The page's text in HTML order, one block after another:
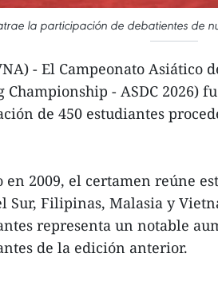
la participación de debatientes de
- El Campeonato Asiático
Championship - ASDC 2026)
de 450 estudiantes
en 2009, el certamen reúne
Sur, Filipinas, Malasia y
representa un notable
de la edición anterior.